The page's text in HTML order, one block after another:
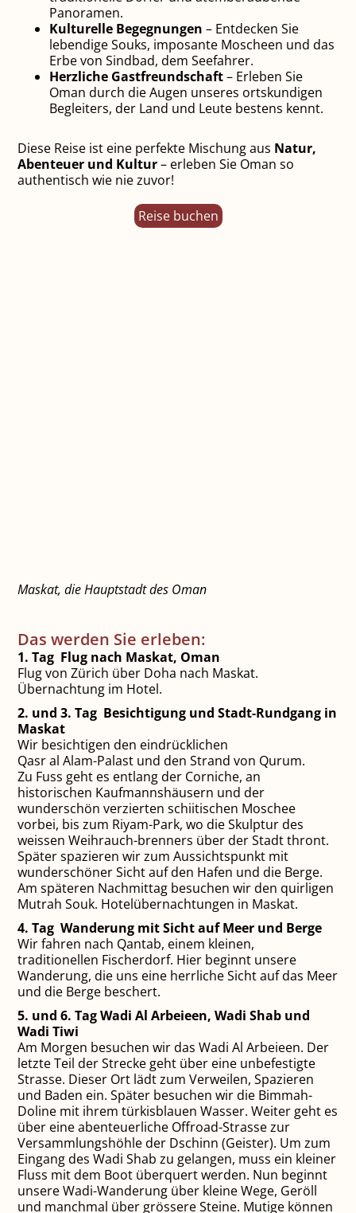
Panoramen.
Kulturelle Begegnungen – Entdecken Sie
lebendige Souks, imposante Moscheen und das
Erbe von Sindbad, dem Seefahrer.
Herzliche Gastfreundschaft– Erleben Sie
Oman durch die Augen unseres ortskundigen
Begleiters, der Land und Leute bestens kennt.
Diese Reise ist eine perfekte Mischung aus Natur,
Abenteuer und Kultur– erleben Sie Oman so
authentisch wie nie zuvor!
Reise buchen
Maskat, die Hauptstadt des Oman
Das werden Sie erleben:
1. Tag Flug nach Maskat, Oman
Flug von Zürich über Doha nach Maskat.
Übernachtung im Hotel.
2. und 3. Tag Besichtigung undStadt-Rundgang in
Maskat
Wir besichtigen den eindrücklichen
Qasr al Alam-Palast und den Strand von Qurum.
Zu Fuss geht es entlang der Corniche, an
historischen Kaufmannshäusern und der
wunderschön verzierten schiitischen Moschee
vorbei, bis zum Riyam-Park, wo die Skulptur des
weissen Weihrauch-brenners über der Stadt thront.
Später spazieren wir zum Aussichtspunkt mit
wunderschöner Sicht auf den Hafen und die Berge.
Am späteren Nachmittag besuchen wir den quirligen
Mutrah Souk. Hotelübernachtungen in Maskat.
4. Tag Wanderung mit Sicht aufMeer und Berge
Wir fahren nach Qantab, einem kleinen,
traditionellen Fischerdorf. Hier beginnt unsere
Wanderung, die uns eine herrliche Sicht auf das Meer
und die Berge beschert.
5. und 6. Tag Wadi Al Arbeieen, Wadi Shab und
Wadi Tiwi
Am Morgen besuchen wir das Wadi Al Arbeieen. Der
letzte Teil der Strecke geht über eine unbefestigte
Strasse. Dieser Ort lädt zum Verweilen, Spazieren
und Baden ein. Später besuchen wir die Bimmah-
Doline mit ihrem türkisblauen Wasser. Weiter geht es
über eine abenteuerliche Offroad-Strasse zur
Versammlungshöhle der Dschinn (Geister). Um zum
Eingang des Wadi Shab zu gelangen, muss ein kleiner
Fluss mit dem Boot überquert werden. Nun beginnt
unsere Wadi-Wanderung über kleine Wege, Geröll
und manchmal über grössere Steine. Mutige können